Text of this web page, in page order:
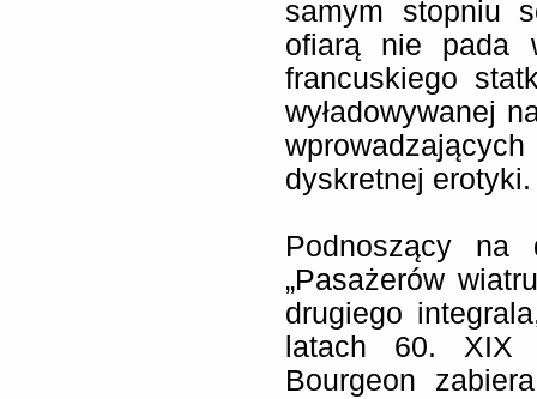
samym stopniu
ofiarą nie pada
francuskiego
wyładowywanej
dyskretnej erotyki.
Podnoszący na
„Pasażerów
drugiego
latach 60. XIX
Bourgeon